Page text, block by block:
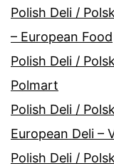
Polish Deli /
– European Food
Polish Deli /
Polmart
Polish Deli /
European Deli –
Polish Deli /